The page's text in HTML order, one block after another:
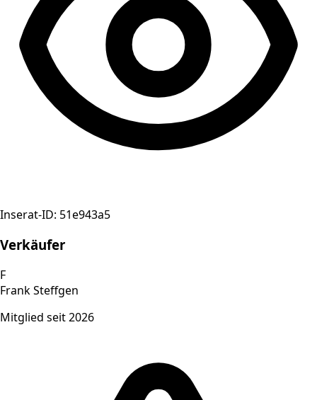
Inserat-ID: 51e943a5
Verkäufer
F
Frank Steffgen
Mitglied seit 2026